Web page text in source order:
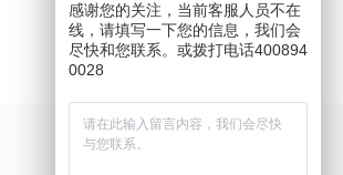
感谢您的关注，当前客服人员不在
线，请填写一下您的信息，我们会
尽快和您联系。或拨打电话400894
0028